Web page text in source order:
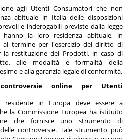
agli Utenti Consumatori che non
abituale in Italia delle disposizioni
e inderogabili previste dalla legge
la loro residenza abituale, in
al termine per l'esercizio del diritto di
la restituzione dei Prodotti, in caso di
alle modalità e formalità della
e alla garanzia legale di conformità.
online per Utenti
residente in Europa deve essere a
la Commissione Europea ha istituito
che fornisce uno strumento di
controversie. Tale strumento può